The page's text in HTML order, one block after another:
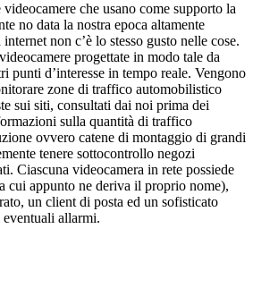
che usano come supporto la
no data la nostra epoca altamente
non c’è lo stesso gusto nelle cose.
progettate in modo tale da
punti d’interesse in tempo reale. Vengono
zone di traffico automobilistico
sui siti, consultati dai noi prima dei
sulla quantità di traffico
ovvero catene di montaggio di grandi
tenere sottocontrollo negozi
Ciascuna videocamera in rete possiede
cui appunto ne deriva il proprio nome),
un client di posta ed un sofisticato
eventuali allarmi.